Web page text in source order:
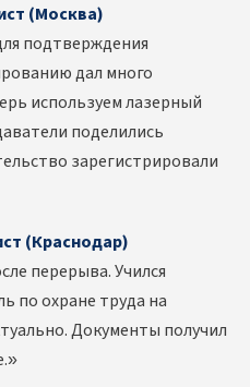
(Москва)
подтверждения
дал много
используем лазерный
поделились
зарегистрировали
(Краснодар)
перерыва. Учился
по охране труда на
Документы получил